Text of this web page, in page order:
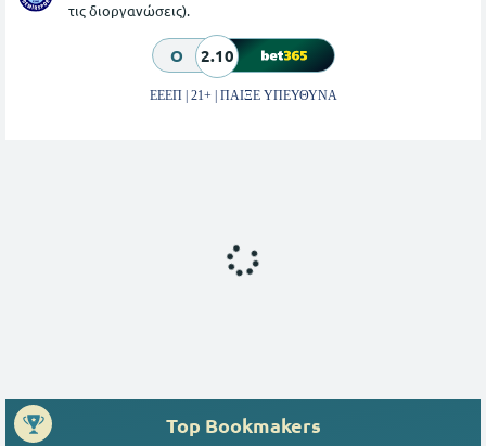
τις διοργανώσεις).
O 2.10
ΕΕΕΠ | 21+ | ΠΑΙΞΕ ΥΠΕΥΘΥΝΑ
Top Bookmakers